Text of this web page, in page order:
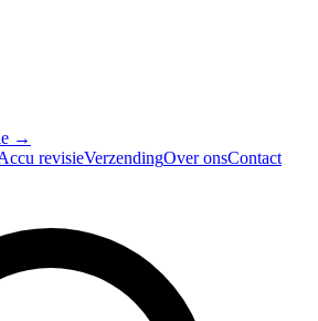
→
revisieVerzendingOver onsContact